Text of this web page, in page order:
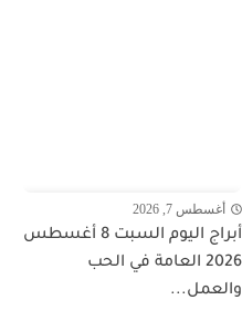
أغسطس 7, 2026
أبراج اليوم السبت 8 أغسطس
2026 العامة في الحب
والعمل...